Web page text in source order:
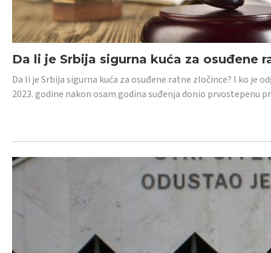
Da li je Srbija sigurna kuća za osuđene
Da li je Srbija sigurna kuća za osuđene ratne zločince? I ko je
2023. godine nakon osam godina suđenja donio prvostepenu